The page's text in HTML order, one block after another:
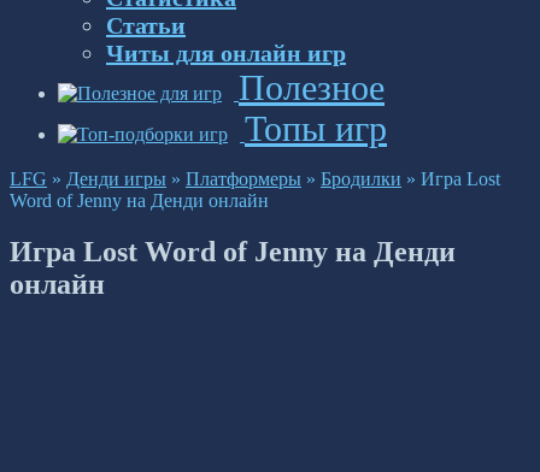
Статьи
Читы для онлайн игр
Полезное
Топы игр
LFG » Денди игры » Платформеры » Бродилки » Игра Lost
Word of Jenny на Денди онлайн
Игра Lost Word of Jenny на Денди
онлайн